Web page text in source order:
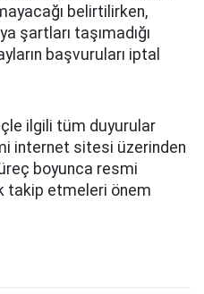
belirtilirken,
şartları taşımadığı
başvuruları iptal
ilgili tüm duyurular
internet sitesi üzerinden
boyunca resmi
takip etmeleri önem